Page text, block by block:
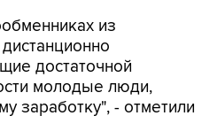
из
достаточной
молодые люди,
заработку", - отметили